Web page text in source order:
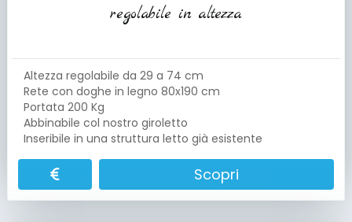
regolabile in altezza
Altezza regolabile da 29 a 74 cm
Rete con doghe in legno 80x190 cm
Portata 200 Kg
Abbinabile col nostro giroletto
Inseribile in una struttura letto già esistente
Scopri